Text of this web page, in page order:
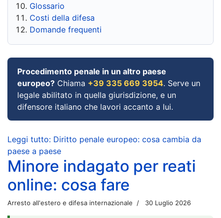
Glossario
Costi della difesa
Domande frequenti
Procedimento penale in un altro paese
europeo? Chiama +39 335 669 3954. Serve un
legale abilitato in quella giurisdizione, e un
difensore italiano che lavori accanto a lui.
Leggi tutto: Diritto penale europeo: cosa cambia da
paese a paese
Minore indagato per reati
online: cosa fare
Arresto all'estero e difesa internazionale 30 Luglio 2026